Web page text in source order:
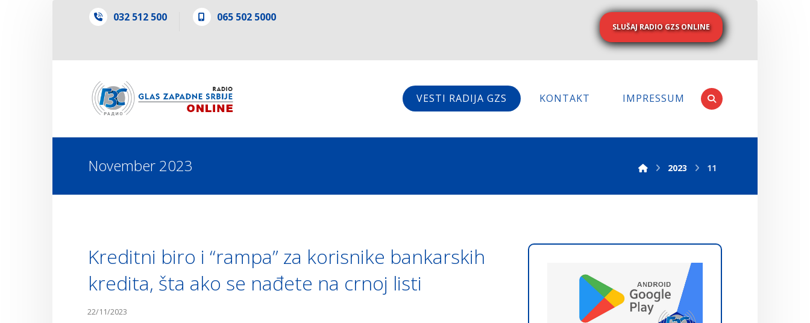
032 512 500 065 502 5000
SLUŠAJ RADIO GZS ONLINE
VESTI RADIJA GZS KONTAKT IMPRESSUM
November 2023 2023 11
Kreditni biro i “rampa” za korisnike bankarskih
kredita, šta ako se nađete na crnoj listi
22/11/2023